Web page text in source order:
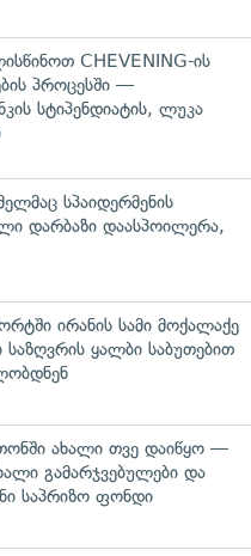
CHEVENING-ის
პროცესში —
სტიპენდიატის, ლუკა
სპაიდერმენის
დარბაზი დაასპოილერა,
ირანის სამი მოქალაქე
საზღვრის ყალბი საბუთებით
ახალი თვე დაიწყო —
გამარჯვებულები და
საპრიზო ფონდი